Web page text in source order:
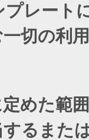
レート
切の利
めた範
るまた